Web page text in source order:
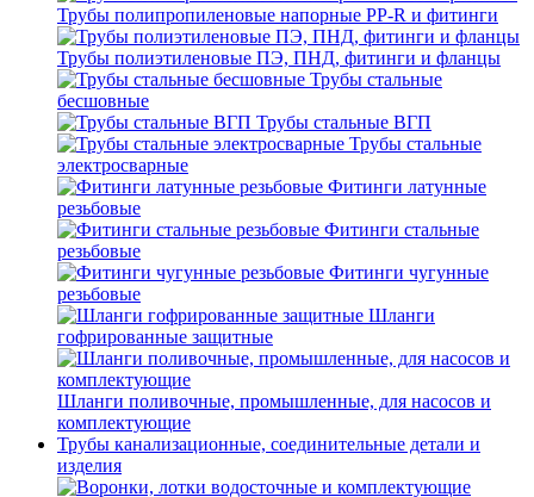
Трубы полипропиленовые напорные PP-R и фитинги
Трубы полиэтиленовые ПЭ, ПНД, фитинги и фланцы
Трубы стальные
бесшовные
Трубы стальные ВГП
Трубы стальные
электросварные
Фитинги латунные
резьбовые
Фитинги стальные
резьбовые
Фитинги чугунные
резьбовые
Шланги
гофрированные защитные
Шланги поливочные, промышленные, для насосов и
комплектующие
Трубы канализационные, соединительные детали и
изделия